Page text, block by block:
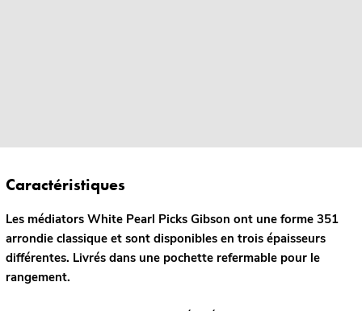
Caractéristiques
Les médiators White Pearl Picks Gibson ont une forme 351
arrondie classique et sont disponibles en trois épaisseurs
différentes. Livrés dans une pochette refermable pour le
rangement.